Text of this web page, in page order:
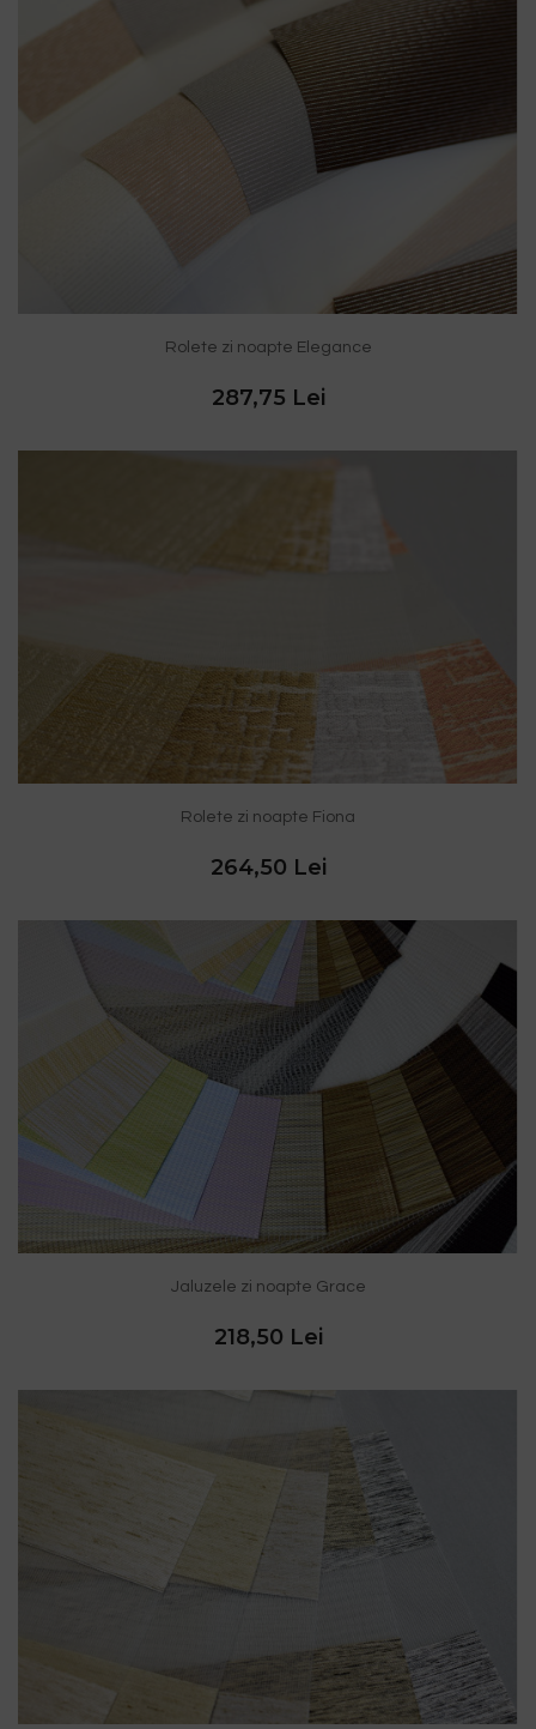
Rolete zi noapte Elegance
287,75 Lei
Rolete zi noapte Fiona
264,50 Lei
Jaluzele zi noapte Grace
218,50 Lei